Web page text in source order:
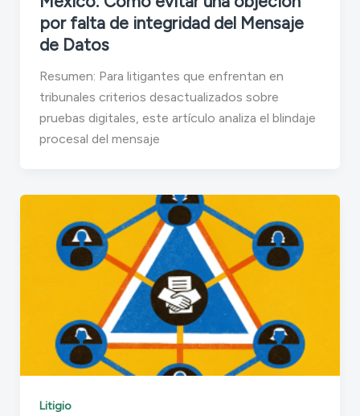
por falta de integridad del Mensaje
de Datos
Resumen: Para litigantes que enfrentan en
tribunales criterios desactualizados sobre
pruebas digitales, este artículo analiza el blindaje
procesal del mensaje
Litigio